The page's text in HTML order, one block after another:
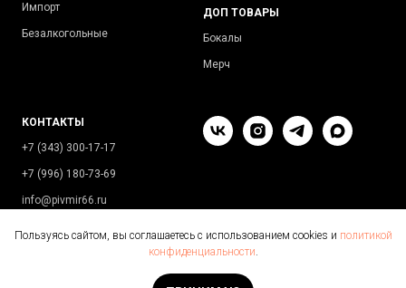
Импорт
Безалкогольные
ДОП ТОВАРЫ
Бокалы
Мерч
КОНТАКТЫ
+7 (343) 300-17-17
+7 (996) 180-73-69
info@pivmir66.ru
Пользуясь сайтом, вы соглашаетесь с использованием cookies и политикой
конфиденциальности.